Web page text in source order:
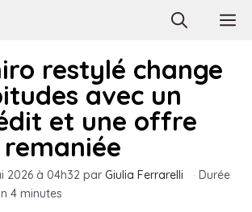
restylé change
avec un
et une offre
2026 à 04h32 par Giulia Ferrarelli · Durée
4 minutes